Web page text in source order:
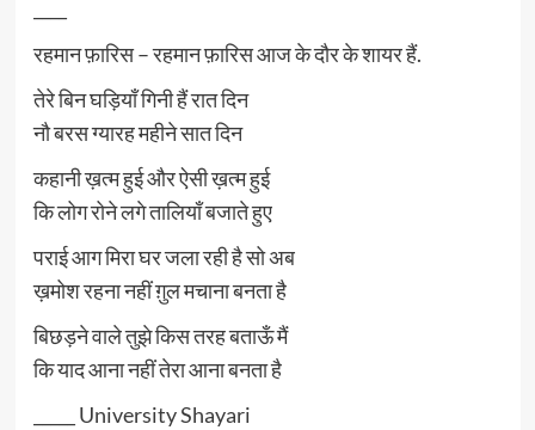
रहमान फ़ारिस – रहमान फ़ारिस आज के दौर के शायर हैं.
तेरे बिन घड़ियाँ गिनी हैं रात दिन
नौ बरस ग्यारह महीने सात दिन
कहानी ख़त्म हुई और ऐसी ख़त्म हुई
कि लोग रोने लगे तालियाँ बजाते हुए
पराई आग मिरा घर जला रही है सो अब
ख़मोश रहना नहीं ग़ुल मचाना बनता है
बिछड़ने वाले तुझे किस तरह बताऊँ मैं
कि याद आना नहीं तेरा आना बनता है
_____ University Shayari